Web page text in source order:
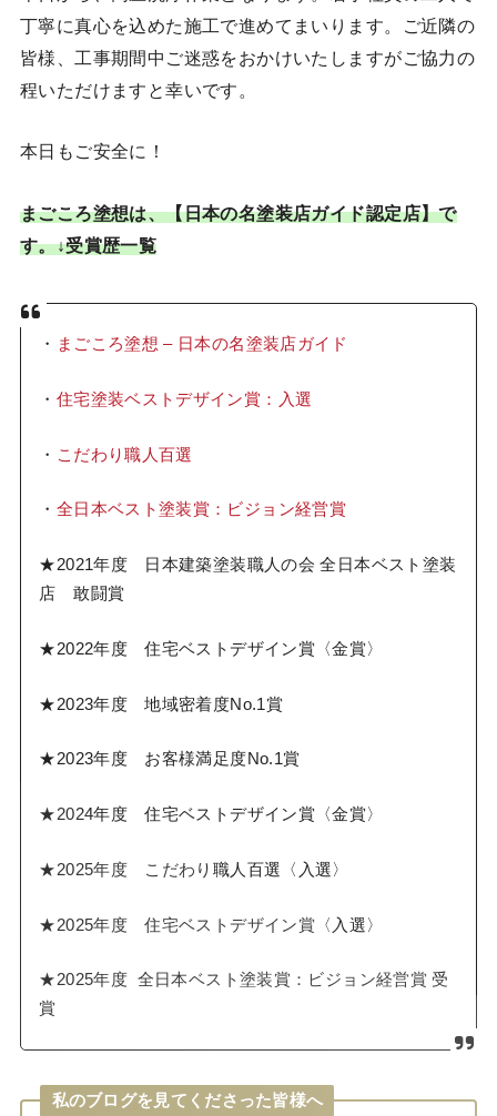
丁寧に真心を込めた施工で進めてまいります。ご近隣の
皆様、工事期間中ご迷惑をおかけいたしますがご協力の
程いただけますと幸いです。
本日もご安全に！
まごころ塗想は、【日本の名塗装店ガイド認定店】で
す。↓受賞歴一覧
・ まごころ塗想 – 日本の名塗装店ガイド
・ 住宅塗装ベストデザイン賞：入選
・ こだわり職人百選
・ 全日本ベスト塗装賞：ビジョン経営賞
★2021年度 日本建築塗装職人の会 全日本ベスト塗装
店 敢闘賞
★2022年度 住宅ベストデザイン賞〈金賞〉
★2023年度 地域密着度No.1賞
★2023年度 お客様満足度No.1賞
★2024年度 住宅ベストデザイン賞〈金賞〉
★2025年度 こだわり職人百選〈入選〉
★2025年度 住宅ベストデザイン賞〈入選〉
★2025年度 全日本ベスト塗装賞：ビジョン経営賞 受
賞
私のブログを見てくださった皆様へ